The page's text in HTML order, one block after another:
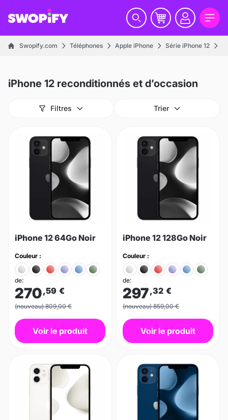
Swopify.com Téléphones Apple iPhone Série iPhone 12
iPhone 12 reconditionnés et d’occasion
Filtres Trier
iPhone 12 64Go Noir
Couleur :
de:
270,59 €
(nouveau) 809,00 €
Voir le produit
iPhone 12 128Go Noir
Couleur :
de:
297,32 €
(nouveau) 859,00 €
Voir le produit